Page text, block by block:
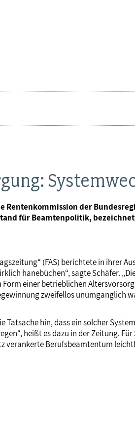
der
für Beamtenpolitik,
(FAS) berichtete in ihrer
hanebüchen“, sagte Schäfer.
einer betrieblichen
zweifellos unumgänglich
Tatsache hin, dass ein solcher
heißt es dazu in der Zeitung.
verankerte Berufsbeamtentum